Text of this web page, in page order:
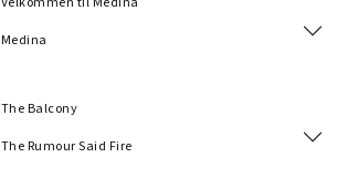
Medina
The Balcony
The Rumour Said Fire